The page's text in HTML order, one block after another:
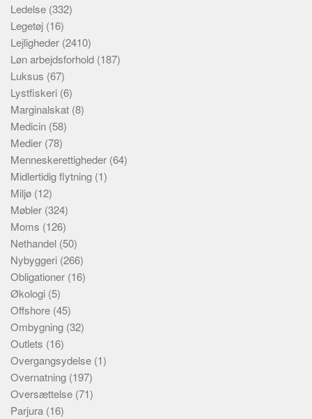
Ledelse (332)
Legetøj (16)
Lejligheder (2410)
Løn arbejdsforhold (187)
Luksus (67)
Lystfiskeri (6)
Marginalskat (8)
Medicin (58)
Medier (78)
Menneskerettigheder (64)
Midlertidig flytning (1)
Miljø (12)
Møbler (324)
Moms (126)
Nethandel (50)
Nybyggeri (266)
Obligationer (16)
Økologi (5)
Offshore (45)
Ombygning (32)
Outlets (16)
Overgangsydelse (1)
Overnatning (197)
Oversættelse (71)
Parjura (16)